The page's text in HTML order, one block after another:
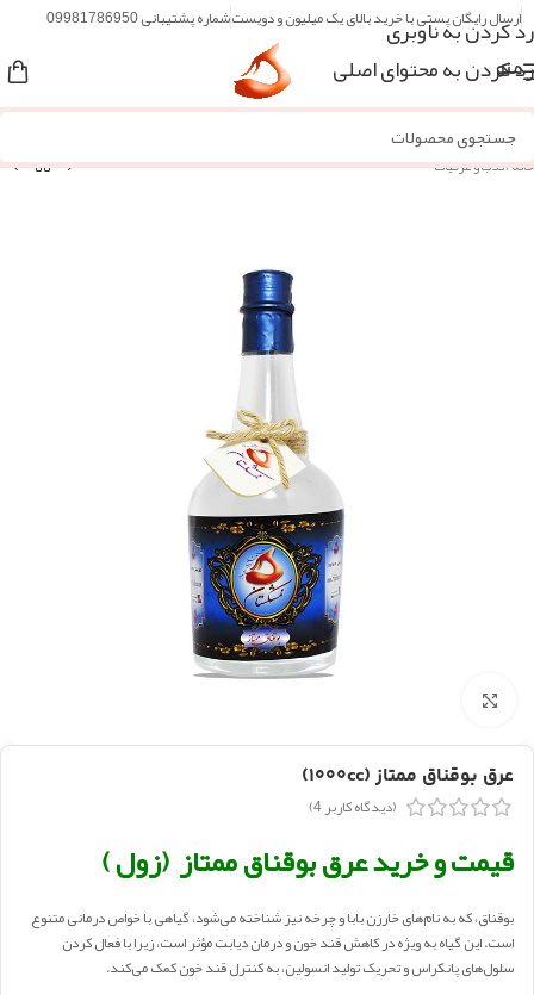
رد کردن به ناوبری
رد کردن به محتوای اصلی
ارسال رایگان پستی با خرید بالای یک میلیون و دویستشماره پشتیبانی 09981786950
منو
خانه/گلاب و عرقیات
عرق بوقناق ممتاز (۱۰۰۰cc)
(دیدگاه کاربر 4
)
قیمت و خرید عرق بوقناق ممتاز (زول )
بوقناق، که به نام‌های خارزن‌ بابا و چرخه نیز شناخته می‌شود، گیاهی با خواص درمانی متنوع
است. این گیاه به ویژه در کاهش قند خون و درمان دیابت مؤثر است، زیرا با فعال کردن
سلول‌های پانکراس و تحریک تولید انسولین، به کنترل قند خون کمک می‌کند.